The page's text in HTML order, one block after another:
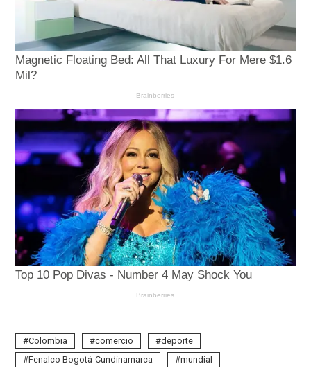
Colombia comercio
deporte
Fenalco Bogotá-Cundinamarca
mundial